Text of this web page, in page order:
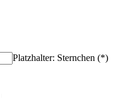
Platzhalter: Sternchen (*)